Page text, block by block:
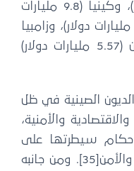
2017)، وإثيوبيا (13.7 مليار دولار)، وكينيا (9.8 مليارات
دولار)، وجمهورية الكونغو (7.42 مليارات دولار)، وزامبيا
(6.38 مليارات دولار)، والكاميرون (5.57 مليارات دولار)
الصينية في ظل
والأمنية،
سيطرتها على
روابط التجارة والاتصالات والنقل والأمن[35]. ومن جانبه